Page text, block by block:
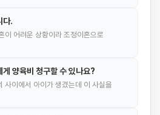
다.
이 어려운 상황이라 조정이혼으로
양육비 청구할 수 있나요?
사이에서 아이가 생겼는데 이 사실을